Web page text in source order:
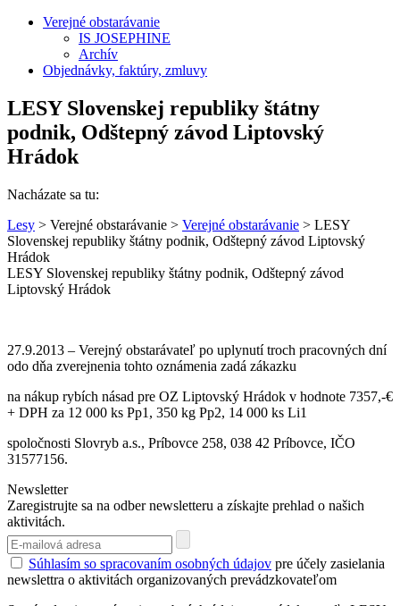
Verejné obstarávanie
IS JOSEPHINE
Archív
Objednávky, faktúry, zmluvy
LESY Slovenskej republiky štátny
podnik, Odštepný závod Liptovský
Hrádok
Nacházate sa tu:
Lesy > Verejné obstarávanie > Verejné obstarávanie > LESY
Slovenskej republiky štátny podnik, Odštepný závod Liptovský
Hrádok
LESY Slovenskej republiky štátny podnik, Odštepný závod
Liptovský Hrádok
27.9.2013 – Verejný obstarávateľ po uplynutí troch pracovných dní
odo dňa zverejnenia tohto oznámenia zadá zákazku
na nákup rybích násad pre OZ Liptovský Hrádok v hodnote 7357,-€
+ DPH za 12 000 ks Pp1, 350 kg Pp2, 14 000 ks Li1
spoločnosti Slovryb a.s., Príbovce 258, 038 42 Príbovce, IČO
31577156.
Newsletter
Zaregistrujte sa na odber newsletteru a získajte prehlad o našich
aktivitách.
Súhlasím so spracovaním osobných údajov pre účely zasielania
newslettra o aktivitách organizovaných prevádzkovateľom